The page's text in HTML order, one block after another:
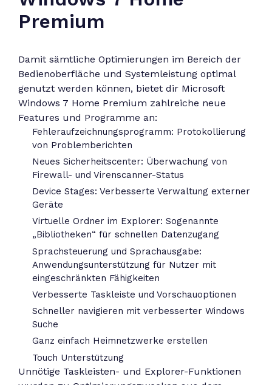
Premium
Damit sämtliche Optimierungen im Bereich der
Bedienoberfläche und Systemleistung optimal
genutzt werden können, bietet dir Microsoft
Windows 7 Home Premium zahlreiche neue
Features und Programme an:
Fehleraufzeichnungsprogramm: Protokollierung
von Problemberichten
Neues Sicherheitscenter: Überwachung von
Firewall- und Virenscanner-Status
Device Stages: Verbesserte Verwaltung externer
Geräte
Virtuelle Ordner im Explorer: Sogenannte
„Bibliotheken“ für schnellen Datenzugang
Sprachsteuerung und Sprachausgabe:
Anwendungsunterstützung für Nutzer mit
eingeschränkten Fähigkeiten
Verbesserte Taskleiste und Vorschauoptionen
Schneller navigieren mit verbesserter Windows
Suche
Ganz einfach Heimnetzwerke erstellen
Touch Unterstützung
Unnötige Taskleisten- und Explorer-Funktionen